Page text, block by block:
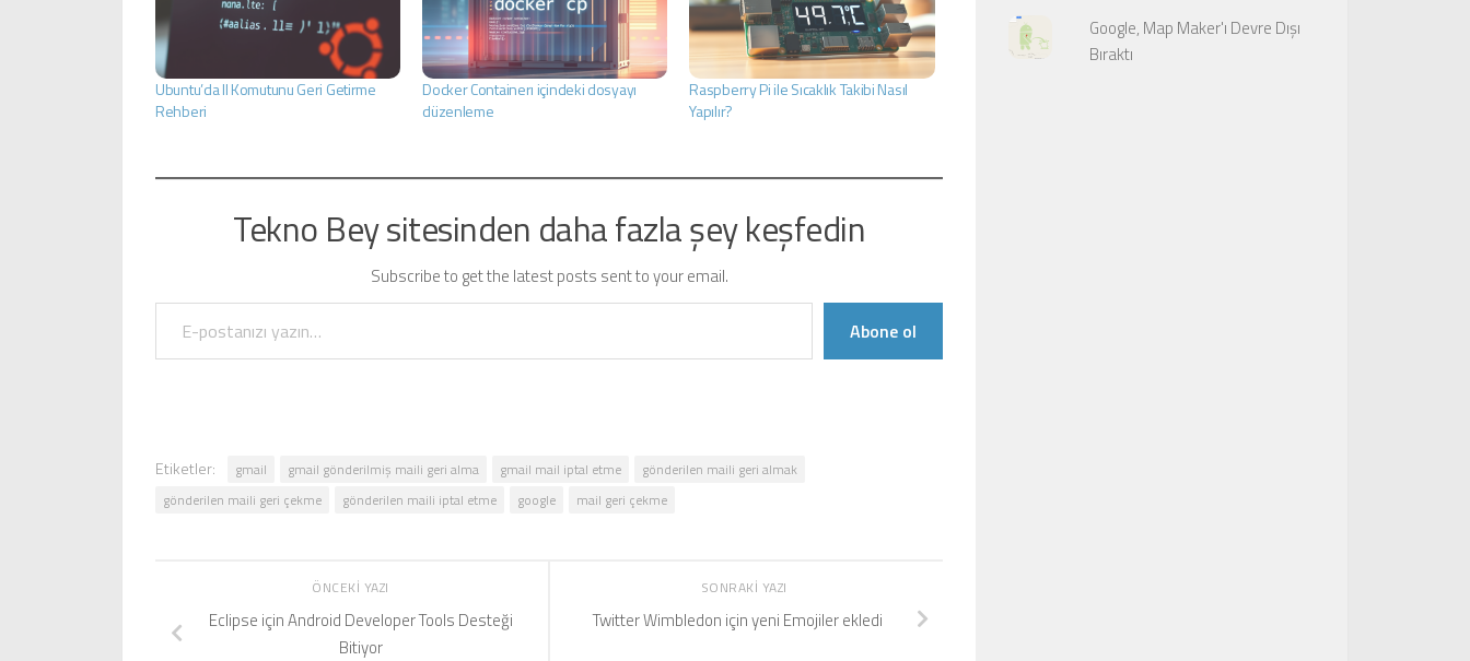
Ubuntu’da ll Komutunu Geri Getirme
Rehberi
Docker Containerı içindeki dosyayı
düzenleme
Raspberry Pi ile Sıcaklık Takibi Nasıl
Yapılır?
Tekno Bey sitesinden daha fazla şey keşfedin
Subscribe to get the latest posts sent to your email.
E-postanızı yazın…
Abone ol
Etiketler: gmail gmail gönderilmiş maili geri alma gmail mail iptal etme
gönderilen maili geri almak
gönderilen maili geri çekme
gönderilen maili iptal etme google mail geri çekme
SONRAKI YAZI
Twitter Wimbledon için yeni Emojiler ekledi
ÖNCEKI YAZI
Eclipse için Android Developer Tools Desteği
Bitiyor
Google, Map Maker'ı Devre Dışı
Bıraktı